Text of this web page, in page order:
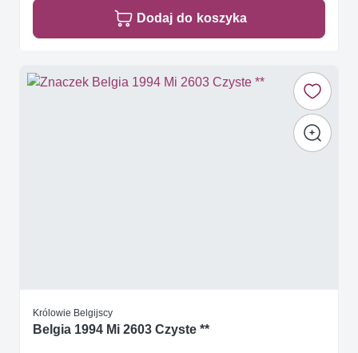
Dodaj do koszyka
Królowie Belgijscy
Belgia 1994 Mi 2603 Czyste **